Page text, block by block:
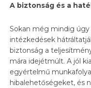
A biztonság és a
Sokan még mindig
intézkedések
biztonság a
mára idejétmúlt. A jól
egyértelmű
hibalehetőségeket, és